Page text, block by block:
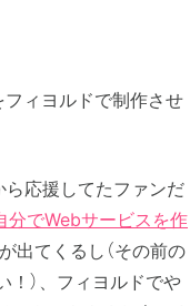
ィヨルドで制作させ
応援してたファンだ
分でWebサービスを作
出てくるし（その前の
）、フィヨルドでや